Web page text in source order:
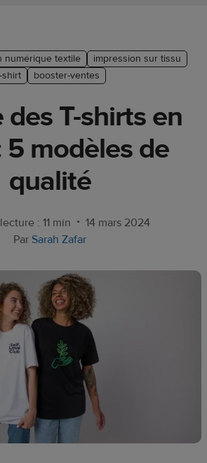
numérique textile
impression sur tissu
shirt booster-ventes
des T-shirts en
5 modèles de
qualité
: 11 min • 14 mars 2024
Par Sarah Zafar